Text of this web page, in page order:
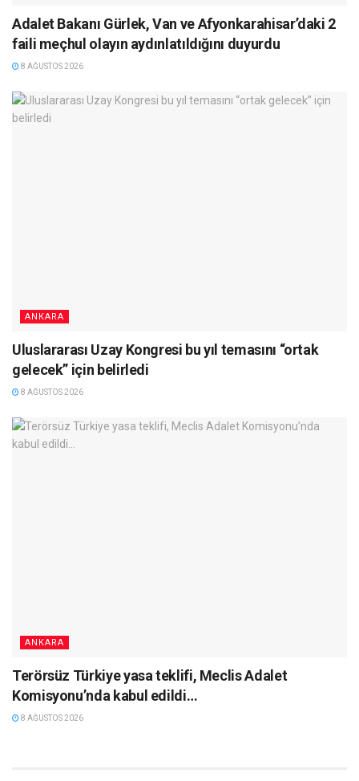
Adalet Bakanı Gürlek, Van ve Afyonkarahisar’daki 2
faili meçhul olayın aydınlatıldığını duyurdu
8 AĞUSTOS 2026
ANKARA
Uluslararası Uzay Kongresi bu yıl temasını “ortak
gelecek” için belirledi
8 AĞUSTOS 2026
ANKARA
Terörsüz Türkiye yasa teklifi, Meclis Adalet
Komisyonu’nda kabul edildi…
8 AĞUSTOS 2026